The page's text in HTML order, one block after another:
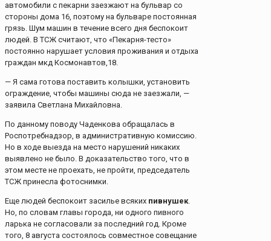
автомобили с пекарни заезжают на бульвар со
стороны дома 16, поэтому на бульваре постоянная
грязь. Шум машин в течение всего дня беспокоит
людей. В ТСЖ считают, что «Пекарня-тесто»
постоянно нарушает условия проживания и отдыха
граждан мкд Космонавтов,18.
— Я сама готова поставить колышки, установить
ограждение, чтобы машины сюда не заезжали, —
заявила Светлана Михайловна.
По данному поводу Чаденкова обращалась в
Роспотребнадзор, в административную комиссию.
Но в ходе выезда на место нарушений никаких
выявлено не было. В доказательство того, что в
этом месте не проехать, не пройти, председатель
ТСЖ принесла фотоснимки.
Еще людей беспокоит засилье всяких пивнушек.
Но, по словам главы города, ни одного пивного
ларька не согласовали за последний год. Кроме
того, 8 августа состоялось совместное совещание